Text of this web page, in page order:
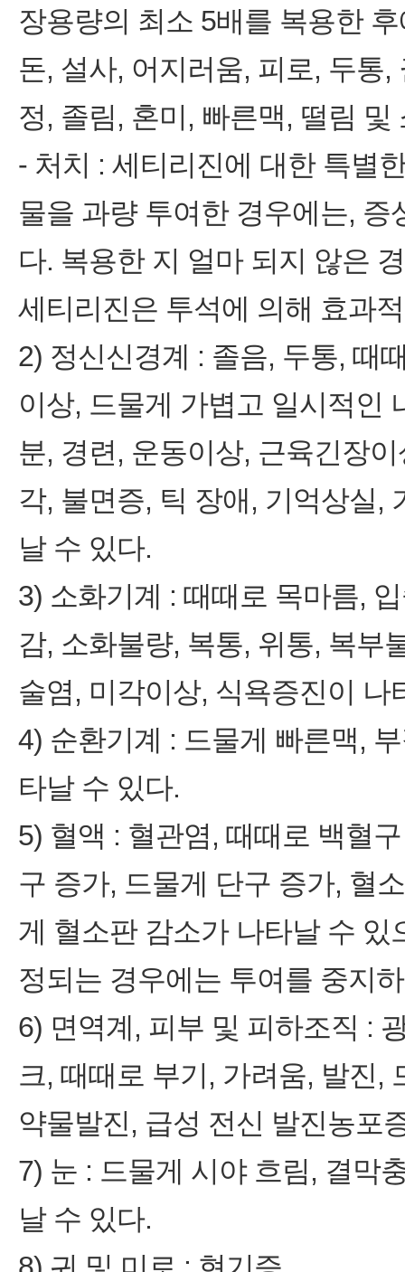
장용량의 최소 5배를 복용한
돈, 설사, 어지러움, 피로, 두통
정, 졸림, 혼미, 빠른맥, 떨림 및
- 처치 : 세티리진에 대한 특별
물을 과량 투여한 경우에는,
다. 복용한 지 얼마 되지 않은
세티리진은 투석에 의해 효과
2) 정신신경계 : 졸음, 두통, 때
이상, 드물게 가볍고 일시적인
분, 경련, 운동이상, 근육긴장
각, 불면증, 틱 장애, 기억상실,
날 수 있다.
3) 소화기계 : 때때로 목마름,
감, 소화불량, 복통, 위통, 복부
술염, 미각이상, 식욕증진이 나
4) 순환기계 : 드물게 빠른맥,
타날 수 있다.
5) 혈액 : 혈관염, 때때로 백혈
구 증가, 드물게 단구 증가, 혈
게 혈소판 감소가 나타날 수
정되는 경우에는 투여를 중지
6) 면역계, 피부 및 피하조직 :
크, 때때로 부기, 가려움, 발진,
약물발진, 급성 전신 발진농포
7) 눈 : 드물게 시야 흐림, 결막
날 수 있다.